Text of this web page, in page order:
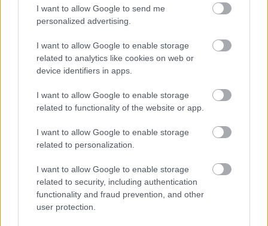
I want to allow Google to send me
personalized advertising.
I want to allow Google to enable storage
related to analytics like cookies on web or
device identifiers in apps.
I want to allow Google to enable storage
related to functionality of the website or app.
I want to allow Google to enable storage
related to personalization.
I want to allow Google to enable storage
related to security, including authentication
functionality and fraud prevention, and other
user protection.
Kaszás Attila-díj - elindult a
közönségszavazás
2020. június 23.